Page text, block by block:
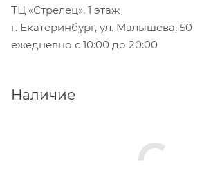
ТЦ «Стрелец», 1 этаж
г. Екатеринбург, ул. Малышева, 50
ежедневно с 10:00 до 20:00
Наличие